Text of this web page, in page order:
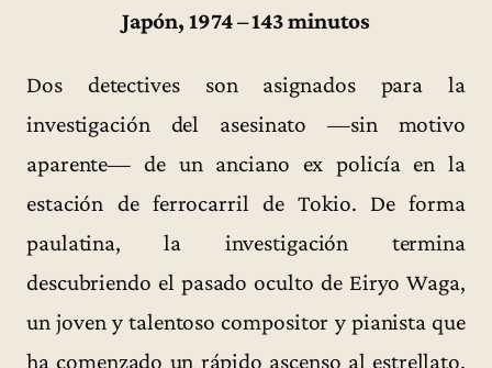
Japón, 1974 – 143 minutos
Dos detectives son asignados para la
investigación del asesinato —sin motivo
aparente— de un anciano ex policía en la
estación de ferrocarril de Tokio. De forma
paulatina, la investigación termina
descubriendo el pasado oculto de Eiryo Waga,
un joven y talentoso compositor y pianista que
ha comenzado un rápido ascenso al estrellato.